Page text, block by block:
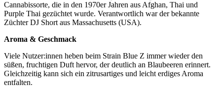
Cannabissorte, die in den 1970er Jahren aus Afghan, Thai und
Purple Thai gezüchtet wurde. Verantwortlich war der bekannte
Züchter DJ Short aus Massachusetts (USA).
Aroma & Geschmack
Viele Nutzer:innen heben beim Strain Blue Z immer wieder den
süßen, fruchtigen Duft hervor, der deutlich an Blaubeeren erinnert.
Gleichzeitig kann sich ein zitrusartiges und leicht erdiges Aroma
entfalten.